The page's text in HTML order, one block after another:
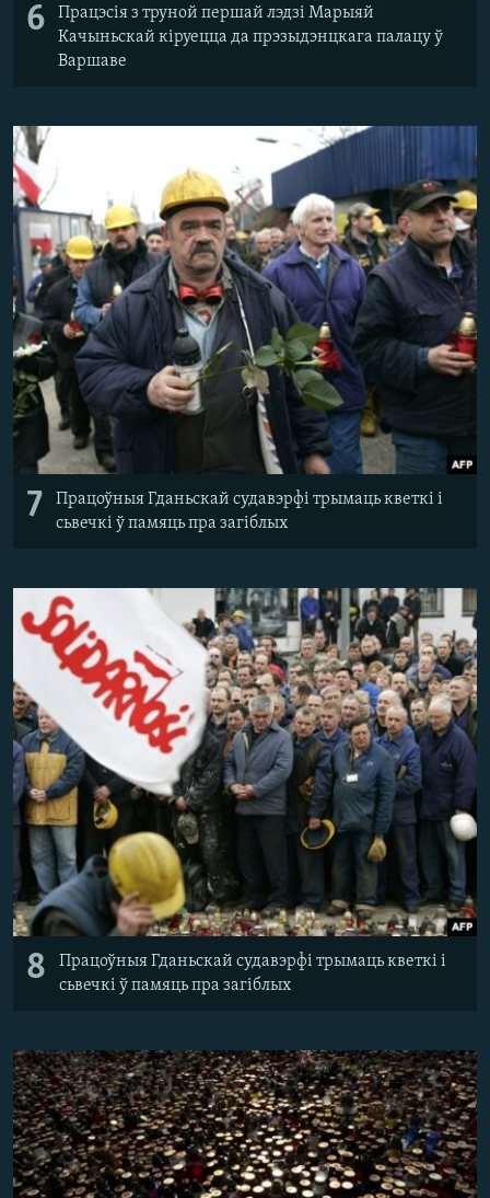
6
Працэсія з труной першай лэдзі Марыяй
Качыньскай кіруецца да прэзыдэнцкага палацу ў
Варшаве
7
Працоўныя Гданьскай судавэрфі трымаць кветкі і
сьвечкі ў памяць пра загіблых
8
Працоўныя Гданьскай судавэрфі трымаць кветкі і
сьвечкі ў памяць пра загіблых